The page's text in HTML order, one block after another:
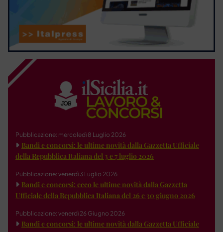
Pubblicazione: mercoledì 8 Luglio 2026
Bandi e concorsi: le ultime novità dalla Gazzetta Ufficiale
della Repubblica Italiana del 3 e 7 luglio 2026
Pubblicazione: venerdì 3 Luglio 2026
Bandi e concorsi: ecco le ultime novità dalla Gazzetta
Ufficiale della Repubblica Italiana del 26 e 30 giugno 2026
Pubblicazione: venerdì 26 Giugno 2026
Bandi e concorsi: le ultime novità dalla Gazzetta Ufficiale